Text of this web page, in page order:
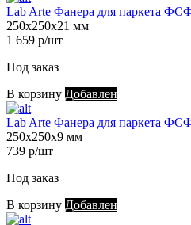
Lab Arte Фанера для паркета
250х250х21 мм
1 659 р/шт
Под заказ
В корзину Добавлен
Lab Arte Фанера для паркета
250х250х9 мм
739 р/шт
Под заказ
В корзину Добавлен